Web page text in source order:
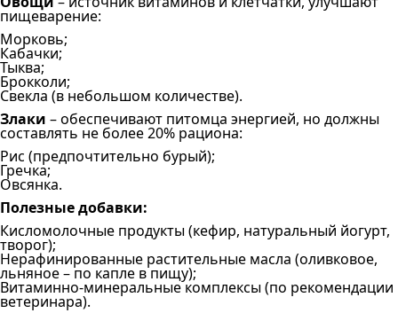
пищеварение:
Морковь;
Кабачки;
Тыква;
Брокколи;
Свекла (в небольшом количестве).
Злаки – обеспечивают питомца энергией, но должны
составлять не более 20% рациона:
Рис (предпочтительно бурый);
Гречка;
Овсянка.
Полезные добавки:
Кисломолочные продукты (кефир, натуральный йогурт,
творог);
Нерафинированные растительные масла (оливковое,
льняное – по капле в пищу);
Витаминно-минеральные комплексы (по рекомендации
ветеринара).